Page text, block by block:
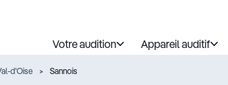
Votre audition Appareil auditif
d'Oise Sannois